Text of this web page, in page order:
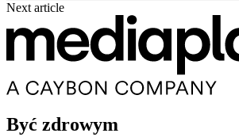
Next article
Być zdrowym